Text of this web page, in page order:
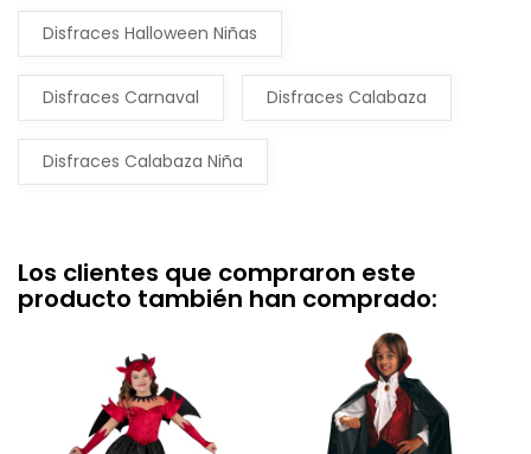
Disfraces Halloween Niñas
Disfraces Carnaval Disfraces Calabaza
Disfraces Calabaza Niña
Los clientes que compraron este
producto también han comprado: